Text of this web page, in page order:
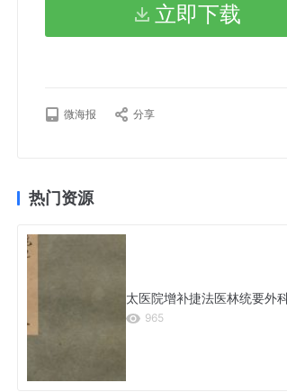
立即下载
微海报 分享
热门资源
太医院增补捷法医林统要外
965